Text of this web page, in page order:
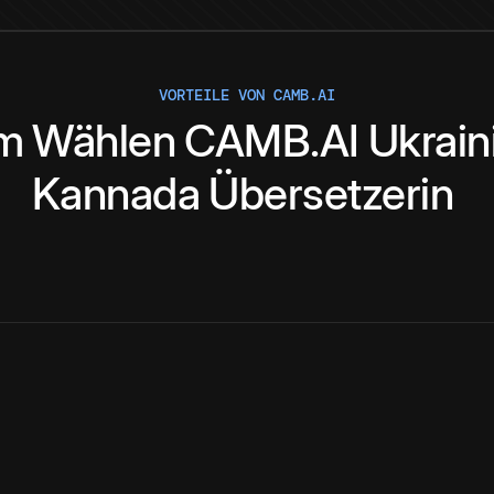
VORTEILE VON CAMB.AI
Wählen CAMB.AI
Kannada Übersetzerin